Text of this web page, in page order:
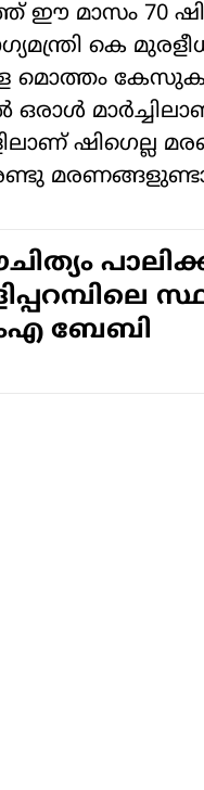
മാസം 70
കെ
മൊത്തം
ഷിഗെല്ല
ബേബി